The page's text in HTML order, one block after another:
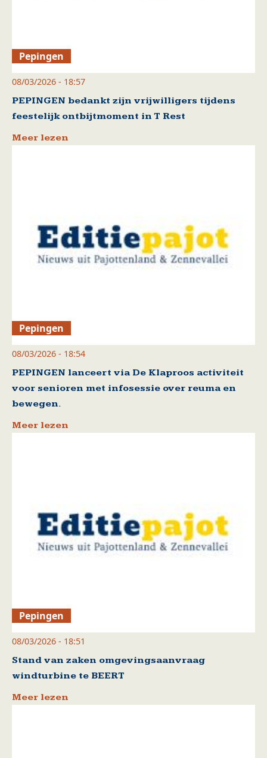
Pepingen
08/03/2026 - 18:57
PEPINGEN bedankt zijn vrijwilligers tijdens
feestelijk ontbijtmoment in T Rest
Meer lezen
Pepingen
08/03/2026 - 18:54
PEPINGEN lanceert via De Klaproos activiteit
voor senioren met infosessie over reuma en
bewegen.
Meer lezen
Pepingen
08/03/2026 - 18:51
Stand van zaken omgevingsaanvraag
windturbine te BEERT
Meer lezen